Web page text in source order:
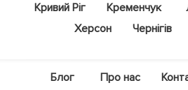
Кривий Ріг
Кременчук
Херсон
Чернігів
Блог Про нас